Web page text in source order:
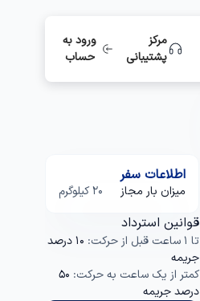
مرکز
پشتیبانی
ورود به
حساب
اطلاعات سفر
میزان بار مجاز 20 کیلوگرم
قوانین استرداد
تا 1 ساعت قبل از حرکت:
10 درصد
جریمه
کمتر از یک ساعت به حرکت: 50
درصد جریمه